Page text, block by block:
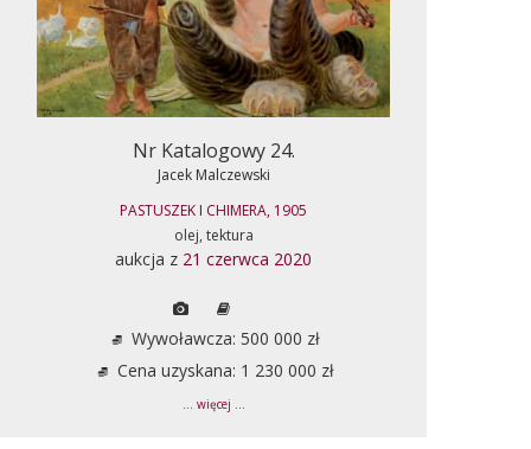
Nr Katalogowy 24.
Jacek Malczewski
PASTUSZEK I CHIMERA, 1905
olej, tektura
aukcja z 21 czerwca 2020
Wywoławcza: 500 000 zł
Cena uzyskana: 1 230 000 zł
... więcej ...